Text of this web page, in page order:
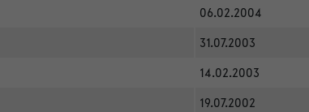
06.02.2004
31.07.2003
14.02.2003
19.07.2002